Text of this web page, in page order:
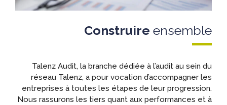
Construire ensemble
Talenz Audit, la branche dédiée à l’audit au sein du
réseau Talenz, a pour vocation d’accompagner les
entreprises à toutes les étapes de leur progression.
Nous rassurons les tiers quant aux performances et à